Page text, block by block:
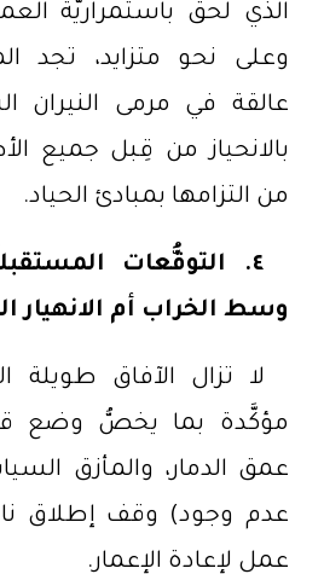
الذي لحق باستمراريَّة
وعلى نحو متزايد، تجد
عالقة في مرمى النيران
بالانحياز من قِبل جميع
من التزامها بمبادئ الحياد.
٤. التوقُّعات
وسط الخراب أم الانهيار
لا تزال الآفاق طويلة
مؤكَّدة بما يخصُّ وضع
عمق الدمار، والمأزق
عدم وجود) وقف إطلاق
عمل لإعادة الإعمار.